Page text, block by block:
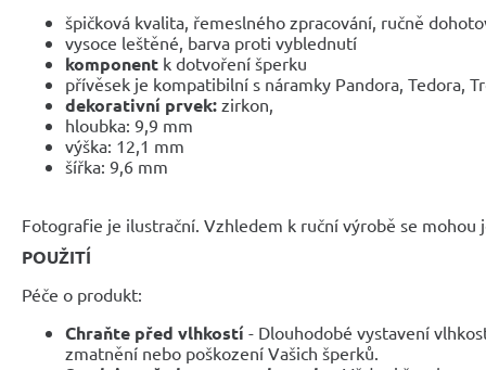
špičková kvalita, řemeslného zpracování, ručně
vysoce leštěné, barva proti vyblednutí
komponent k dotvoření šperku
přívěsek je kompatibilní s náramky Pandora, Tedora,
dekorativní prvek: zirkon,
hloubka: 9,9 mm
výška: 12,1 mm
šířka: 9,6 mm
Fotografie je ilustrační. Vzhledem k ruční výrobě se
POUŽITÍ
Péče o produkt:
Chraňte před vlhkostí - Dlouhodobé vystavení
zmatnění nebo poškození Vašich šperků.